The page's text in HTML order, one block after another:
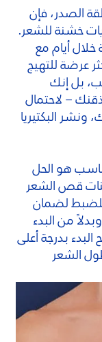
الصدر، فإن
خشنة للشعر.
أيام مع
عرضة للتهيج
بل إنك
– لاحتمال
البكتيريا
هو الحل
قص الشعر
للضبط لضمان
من البدء
على الدرجة 1، نقترح البدء بدرجة أعلى
الشعر